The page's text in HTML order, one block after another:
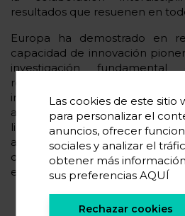
resultados que resuenen en
Europa ha demostrado en
capacidad de innovación
investigación
reforzando las conexiones
investigación y el mundo
a la ambición basada en los
liderar la ciencia de los
abordará los grandes retos
que también inspirará al
ejemplo.
Las cookies de este sitio
para personalizar el
anuncios, ofrecer
sociales y analizar el
obtener más
sus preferenciasAQUÍ
Rechazar cookies